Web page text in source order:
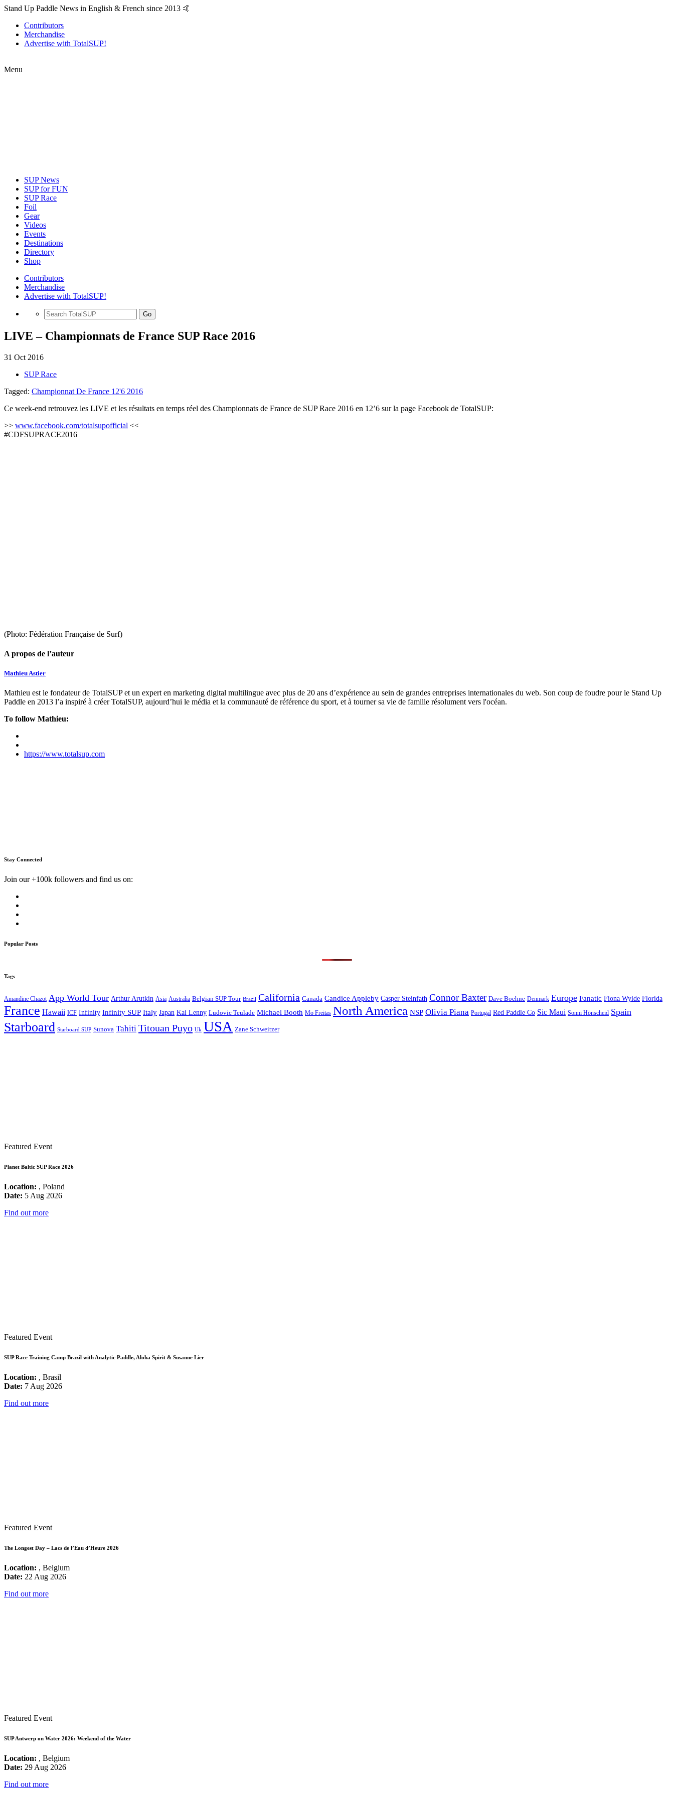
Stand Up Paddle News in English & French since 2013 🤙
Contributors
Merchandise
Advertise with TotalSUP!
Menu
SUP News
SUP for FUN
SUP Race
Foil
Gear
Videos
Events
Destinations
Directory
Shop
Contributors
Merchandise
Advertise with TotalSUP!
Go
LIVE – Championnats de France SUP Race 2016
31 Oct 2016
SUP Race
Tagged: Championnat De France 12'6 2016
Ce week-end retrouvez les LIVE et les résultats en temps réel des Championnats de France de SUP Race 2016 en 12’6 sur la page Facebook de TotalSUP:
>> www.facebook.com/totalsupofficial <<
#CDFSUPRACE2016
(Photo: Fédération Française de Surf)
A propos de l’auteur
Mathieu Astier
Mathieu est le fondateur de TotalSUP et un expert en marketing digital multilingue avec plus de 20 ans d’expérience au sein de grandes entreprises internationales du web. Son coup de foudre pour le Stand Up
Paddle en 2013 l’a inspiré à créer TotalSUP, aujourd’hui le média et la communauté de référence du sport, et à tourner sa vie de famille résolument vers l'océan.
To follow Mathieu:
https://www.totalsup.com
Stay Connected
Join our +100k followers and find us on:
Popular Posts
Tags
Amandine Chazot App World Tour Arthur Arutkin Asia Australia Belgian SUP Tour Brazil California Canada Candice Appleby Casper Steinfath Connor Baxter Dave Boehne Denmark Europe Fanatic Fiona Wylde Florida
France Hawaii ICF Infinity Infinity SUP Italy Japan Kai Lenny Ludovic Teulade Michael Booth Mo Freitas North America NSP Olivia Piana Portugal Red Paddle Co Sic Maui Sonni Hönscheid Spain
Starboard Starboard SUP Sunova Tahiti Titouan Puyo Uk USA Zane Schweitzer
Featured Event
Planet Baltic SUP Race 2026
Location: , Poland
Date: 5 Aug 2026
Find out more
Featured Event
SUP Race Training Camp Brazil with Analytic Paddle, Aloha Spirit & Susanne Lier
Location: , Brasil
Date: 7 Aug 2026
Find out more
Featured Event
The Longest Day – Lacs de l’Eau d’Heure 2026
Location: , Belgium
Date: 22 Aug 2026
Find out more
Featured Event
SUP Antwerp on Water 2026: Weekend of the Water
Location: , Belgium
Date: 29 Aug 2026
Find out more